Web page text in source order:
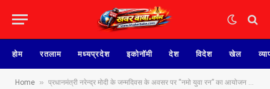
होम रतलाम मध्यप्रदेश इकोनॉमी देश विदेश खेल
Home » प्रधानमंत्री नरेन्द्र मोदी के जन्मदिवस के अवसर पर “नमो युवा रन” का आयोजन किया जाएगा,देशभर के 75 शहरों के साथ प्रदेश के 6 शहरों मे रतलाम का चयन